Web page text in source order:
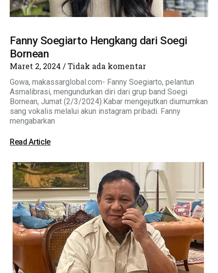
Fanny Soegiarto Hengkang dari Soegi
Bornean
Maret 2, 2024 Tidak ada komentar
Gowa, makassarglobal.com- Fanny Soegiarto, pelantun
Asmalibrasi, mengundurkan diri dari grup band Soegi
Bornean, Jumat (2/3/2024).Kabar mengejutkan diumumkan
sang vokalis melalui akun instagram pribadi. Fanny
mengabarkan
Read Article